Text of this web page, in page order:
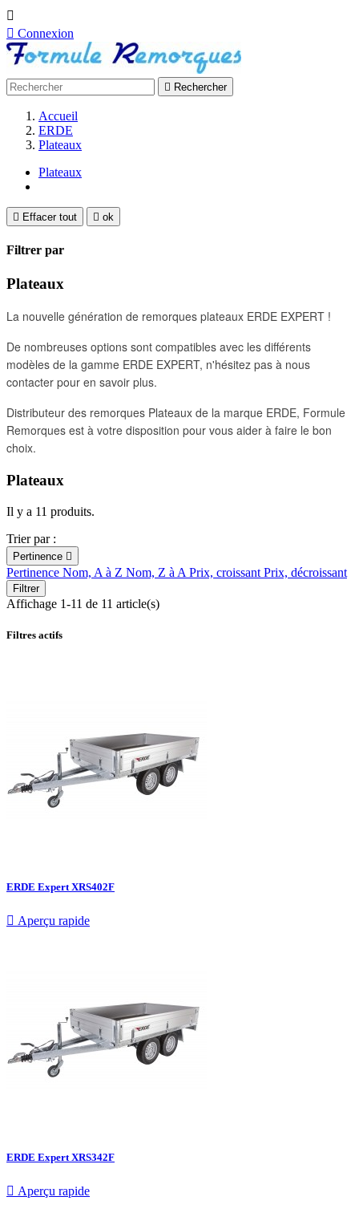

 Connexion
 Rechercher
Accueil
ERDE
Plateaux
Plateaux
 Effacer tout  ok
Filtrer par
Plateaux
La nouvelle génération de remorques plateaux ERDE EXPERT !
De nombreuses options sont compatibles avec les différents
modèles de la gamme ERDE EXPERT, n'hésitez pas à nous
contacter pour en savoir plus.
Distributeur des remorques Plateaux de la marque ERDE, Formule
Remorques est à votre disposition pour vous aider à faire le bon
choix.
Plateaux
Il y a 11 produits.
Trier par :
Pertinence 
Pertinence Nom, A à Z Nom, Z à A Prix, croissant Prix, décroissant
Filtrer
Affichage 1-11 de 11 article(s)
Filtres actifs
ERDE Expert XRS402F
 Aperçu rapide
ERDE Expert XRS342F
 Aperçu rapide